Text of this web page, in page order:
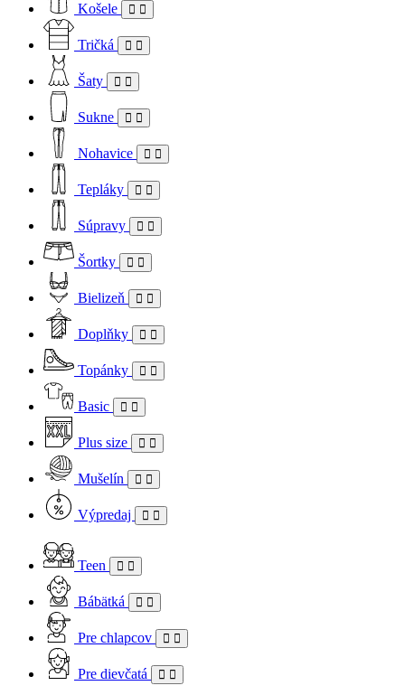
Košele
Tričká
Šaty
Sukne
Nohavice
Tepláky
Súpravy
Šortky
Bielizeň
Doplňky
Topánky
Basic
Plus size
Mušelín
Výpredaj
Teen
Bábätká
Pre chlapcov
Pre dievčatá